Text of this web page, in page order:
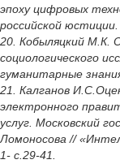
эпоху цифровых
российской
20. Кобыляцкий М.К.
социологического
гуманитарные
21. Калганов
электронного
услуг. Московский
Ломоносова //
1- с.29-41.